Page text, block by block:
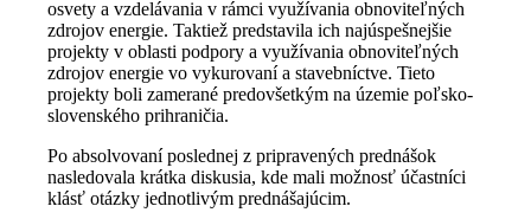
osvety a vzdelávania v rámci využívania obnoviteľných
zdrojov energie. Taktiež predstavila ich najúspešnejšie
projekty v oblasti podpory a využívania obnoviteľných
zdrojov energie vo vykurovaní a stavebníctve. Tieto
projekty boli zamerané predovšetkým na územie poľsko-
slovenského prihraničia.
Po absolvovaní poslednej z pripravených prednášok
nasledovala krátka diskusia, kde mali možnosť účastníci
klásť otázky jednotlivým prednášajúcim.